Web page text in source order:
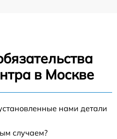
в Москве
нами детали
случаем?